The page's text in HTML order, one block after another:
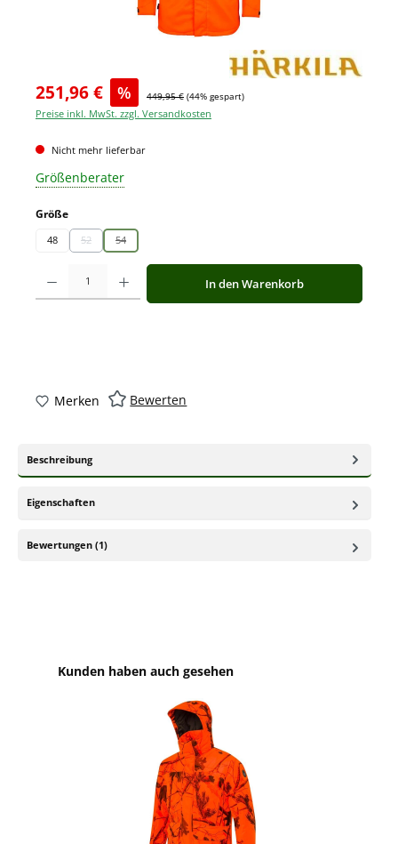
251,96 € % 449,95 € (44% gespart)
Preise inkl. MwSt. zzgl. Versandkosten
Nicht mehr lieferbar
Größenberater
Größeauswählen
48 52
(Diese Option ist zurzeit nicht verfügbar.)
54
(Diese Option ist zurzeit nicht verfügbar.)
Produkt Anzahl: Gib den gewünschten Wert ein oder benutze die
In den Warenkorb
Merken Bewerten
Beschreibung
Eigenschaften
Bewertungen (1)
Produktgalerie überspringen
Kunden haben auch gesehen